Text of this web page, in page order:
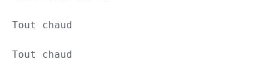
Tout chaud
Tout chaud